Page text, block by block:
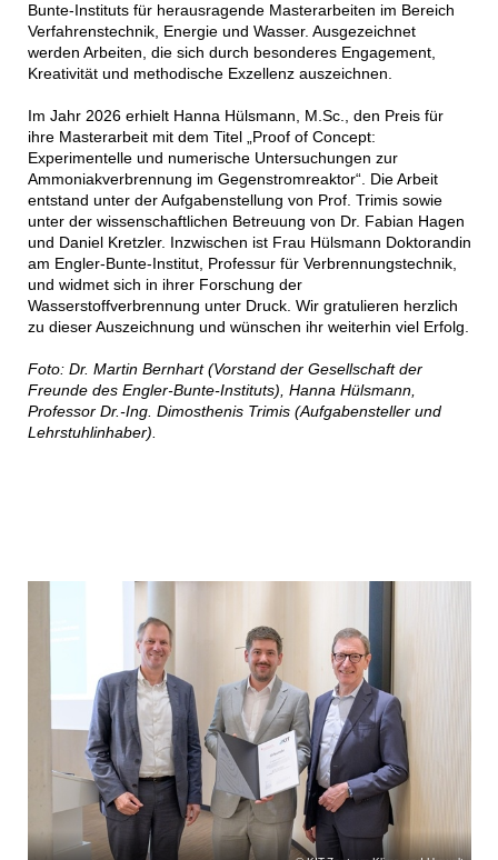
Bunte-Instituts für herausragende Masterarbeiten im Bereich
Verfahrenstechnik, Energie und Wasser. Ausgezeichnet
werden Arbeiten, die sich durch besonderes Engagement,
Kreativität und methodische Exzellenz auszeichnen.
Im Jahr 2026 erhielt Hanna Hülsmann, M.Sc., den Preis für
ihre Masterarbeit mit dem Titel „Proof of Concept:
Experimentelle und numerische Untersuchungen zur
Ammoniakverbrennung im Gegenstromreaktor“. Die Arbeit
entstand unter der Aufgabenstellung von Prof. Trimis sowie
unter der wissenschaftlichen Betreuung von Dr. Fabian Hagen
und Daniel Kretzler. Inzwischen ist Frau Hülsmann Doktorandin
am Engler-Bunte-Institut, Professur für Verbrennungstechnik,
und widmet sich in ihrer Forschung der
Wasserstoffverbrennung unter Druck. Wir gratulieren herzlich
zu dieser Auszeichnung und wünschen ihr weiterhin viel Erfolg.
Foto: Dr. Martin Bernhart (Vorstand der Gesellschaft der
Freunde des Engler-Bunte-Instituts), Hanna Hülsmann,
Professor Dr.-Ing. Dimosthenis Trimis (Aufgabensteller und
Lehrstuhlinhaber).